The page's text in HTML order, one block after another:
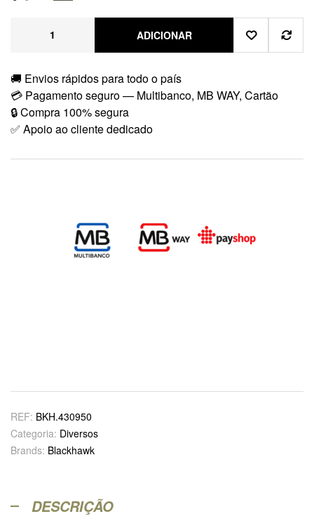
ADICIONAR
🚚 Envios rápidos para todo o país
💳 Pagamento seguro — Multibanco, MB WAY, Cartão
🔒 Compra 100% segura
✅ Apoio ao cliente dedicado
REF: BKH.430950
Categoria: Diversos
Brands: Blackhawk
DESCRIÇÃO